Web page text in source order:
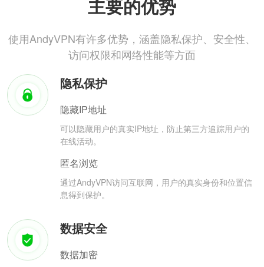
主要的优势
使用AndyVPN有许多优势，涵盖隐私保护、安全性、
访问权限和网络性能等方面
隐私保护
隐藏IP地址
可以隐藏用户的真实IP地址，防止第三方追踪用户的
在线活动。
匿名浏览
通过AndyVPN访问互联网，用户的真实身份和位置信
息得到保护。
数据安全
数据加密